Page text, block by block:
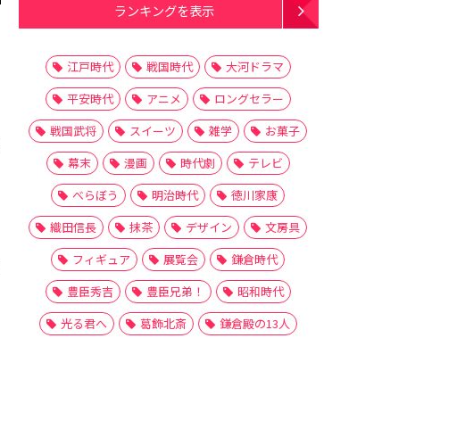
ランキングを表示
江戸時代 戦国時代
大河ドラマ
平安時代
アニメ
ロングセラー
戦国武将
スイーツ 雑学
お菓子
幕末
漫画 時代劇
テレビ
べらぼう
明治時代
徳川家康
織田信長
抹茶 デザイン
文房具
フィギュア
展覧会
鎌倉時代
豊臣秀吉
豊臣兄弟！
昭和時代
光る君へ
葛飾北斎 鎌倉殿の13人